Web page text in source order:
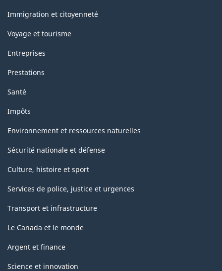
sujets
Immigration et citoyenneté
Voyage et tourisme
Entreprises
Prestations
Santé
Impôts
Environnement et ressources naturelles
Sécurité nationale et défense
Culture, histoire et sport
Services de police, justice et urgences
Transport et infrastructure
Le Canada et le monde
Argent et finance
Science et innovation